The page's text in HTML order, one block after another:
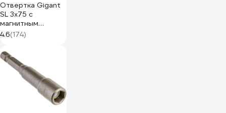
Отвертка Gigant
SL 3x75 с
магнитным
наконечником GS
SL375
4.6(174)